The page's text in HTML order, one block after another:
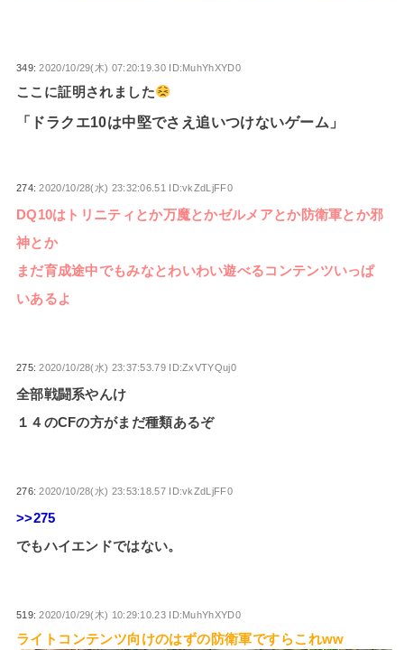
349:2020/10/29(木) 07:20:19.30 ID:MuhYhXYD0
ここに証明されました
「ドラクエ10は中堅でさえ追いつけないゲーム」
274:2020/10/28(水) 23:32:06.51 ID:vkZdLjFF0
DQ10はトリニティとか万魔とかゼルメアとか防衛軍とか邪
神とか
まだ育成途中でもみなとわいわい遊べるコンテンツいっぱ
いあるよ
275:2020/10/28(水) 23:37:53.79 ID:ZxVTYQuj0
全部戦闘系やんけ
１４のCFの方がまだ種類あるぞ
276:2020/10/28(水) 23:53:18.57 ID:vkZdLjFF0
>>275
でもハイエンドではない。
519:2020/10/29(木) 10:29:10.23 ID:MuhYhXYD0
ライトコンテンツ向けのはずの防衛軍ですらこれww